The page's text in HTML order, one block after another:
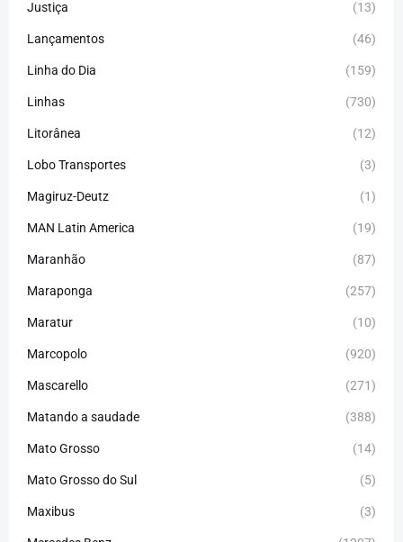
Justiça (13)
Lançamentos (46)
Linha do Dia (159)
Linhas (730)
Litorânea (12)
Lobo Transportes (3)
Magiruz-Deutz (1)
MAN Latin America (19)
Maranhão (87)
Maraponga (257)
Maratur (10)
Marcopolo (920)
Mascarello (271)
Matando a saudade (388)
Mato Grosso (14)
Mato Grosso do Sul (5)
Maxibus (3)